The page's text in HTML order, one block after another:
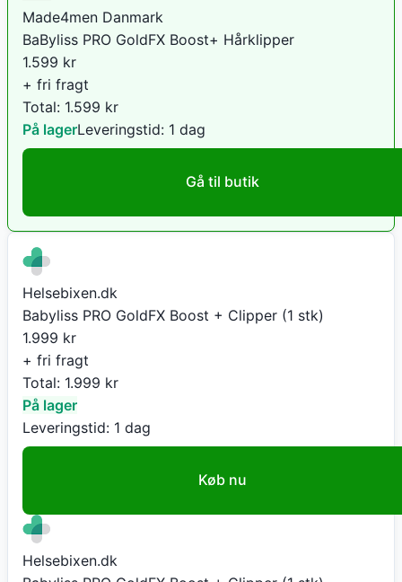
Made4men Danmark
BaByliss PRO GoldFX Boost+ Hårklipper
1.599 kr
+ fri fragt
Total: 1.599 kr
På lagerLeveringstid: 1 dag
Gå til butik
Helsebixen.dk
Babyliss PRO GoldFX Boost + Clipper (1 stk)
1.999 kr
+ fri fragt
Total: 1.999 kr
På lager
Leveringstid: 1 dag
Køb nu
Helsebixen.dk